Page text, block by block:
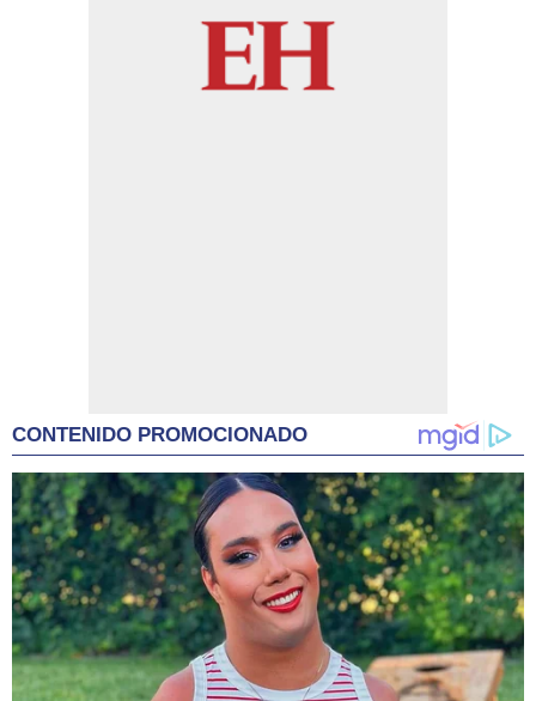
CONTENIDO PROMOCIONADO